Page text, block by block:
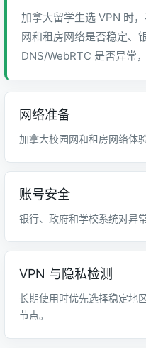
加拿大留学生选 VPN 时
网和租房网络是否稳定、
DNS/WebRTC 是否异常
网络准备
加拿大校园网和租房网络体
账号安全
银行、政府和学校系统对异
VPN 与隐私检测
长期使用时优先选择稳定地
节点。